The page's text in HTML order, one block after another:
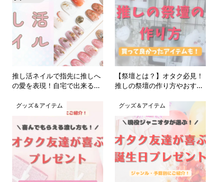
推し活ネイルで指先に推しへ
の愛を表現！自宅で出来る...
【祭壇とは？】オタク必見！
推しの祭壇の作り方やおす...
グッズ＆アイテム グッズ＆アイテム